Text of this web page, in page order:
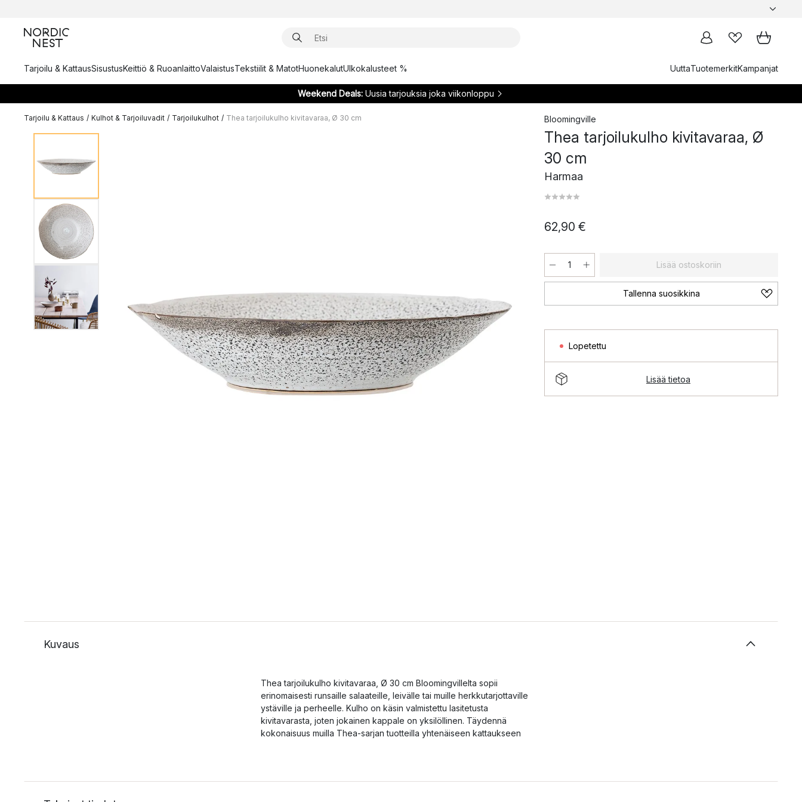
Tarjoilu & KattausSisustusKeittiö & RuoanlaittoValaistusTekstiilit & MatotHuonekalutUlkokalusteet % UuttaTuotemerkitKampanjat
Weekend Deals:Uusia tarjouksia joka viikonloppu
Tarjoilu & Kattaus / Kulhot & Tarjoiluvadit / Tarjoilukulhot / Thea tarjoilukulho kivitavaraa, Ø 30 cm Bloomingville
Thea tarjoilukulho kivitavaraa, Ø
30 cm
Harmaa
62,90 €
Lisää ostoskoriin
Tallenna suosikkina
Lopetettu
Lisää tietoa
Kuvaus
Thea tarjoilukulho kivitavaraa, Ø 30 cm Bloomingvillelta sopii
erinomaisesti runsaille salaateille, leivälle tai muille herkkutarjottaville
ystäville ja perheelle. Kulho on käsin valmistettu lasitetusta
kivitavarasta, joten jokainen kappale on yksilöllinen. Täydennä
kokonaisuus muilla Thea-sarjan tuotteilla yhtenäiseen kattaukseen